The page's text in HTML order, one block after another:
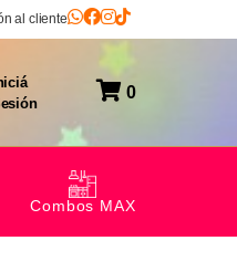
al cliente
0
Combos MAX